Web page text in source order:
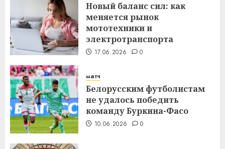
Новый баланс сил: как
меняется рынок
мототехники и
электротранспорта
17.06.2026 0
матч
Белорусским футболистам
не удалось победить
команду Буркина-Фасо
10.06.2026 0